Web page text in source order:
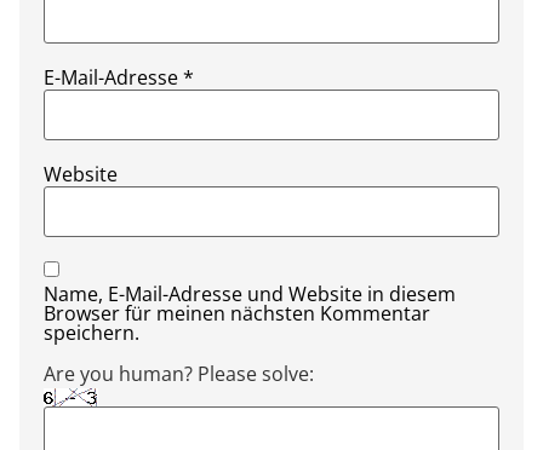
E-Mail-Adresse*
Website
Name, E-Mail-Adresse und Website in diesem
Browser für meinen nächsten Kommentar
speichern.
Are you human? Please solve: